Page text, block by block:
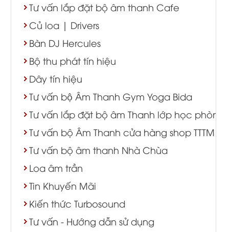
Tư vấn lắp đặt bộ âm thanh Cafe
Củ loa | Drivers
Bàn DJ Hercules
Bộ thu phát tín hiệu
Dây tín hiệu
Tư vấn bộ Âm Thanh Gym Yoga Bida
Tư vấn lắp đặt bộ âm Thanh lớp học phòng
Tư vấn bộ Âm Thanh cửa hàng shop TTTM
Tư vấn bộ âm thanh Nhà Chùa
Loa âm trần
Tin Khuyến Mãi
Kiến thức Turbosound
Tư vấn - Hướng dẫn sử dụng